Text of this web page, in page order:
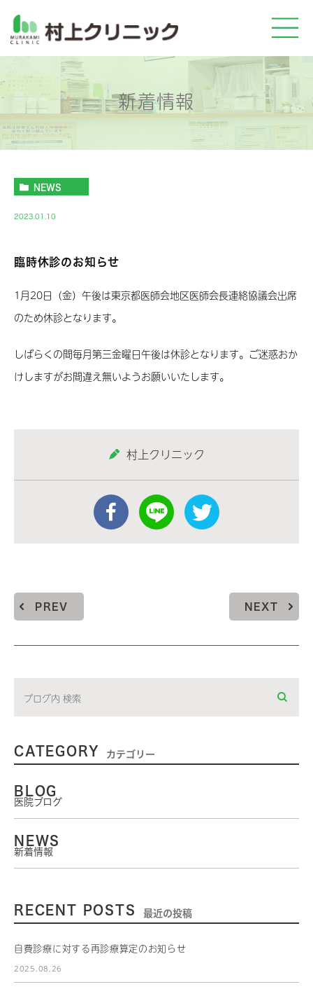
新着情報
NEWS
2023.01.10
臨時休診のお知らせ
1月20日（金）午後は東京都医師会地区医師会長連絡協議会出席
のため休診となります。
しばらくの間毎月第三金曜日午後は休診となります。ご迷惑おか
けしますがお間違え無いようお願いいたします。
村上クリニック
PREV NEXT
CATEGORY カテゴリー
BLOG
医院ブログ
NEWS
新着情報
RECENT POSTS 最近の投稿
自費診療に対する再診療算定のお知らせ
2025.08.26